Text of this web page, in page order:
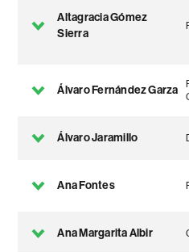
Altagracia Gómez
Sierra
Álvaro Fernández Garza
Álvaro Jaramillo
Ana Fontes
Ana Margarita Albir